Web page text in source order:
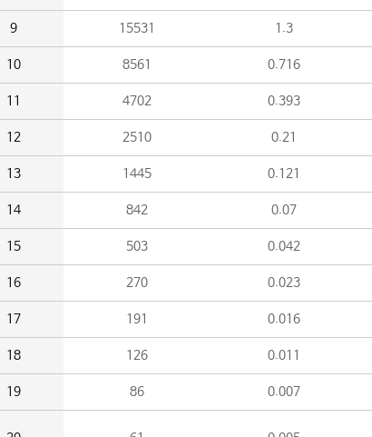
9 15531 1.3
10 8561 0.716
11 4702 0.393
12 2510 0.21
13 1445 0.121
14 842 0.07
15 503 0.042
16 270 0.023
17 191 0.016
18 126 0.011
19 86 0.007